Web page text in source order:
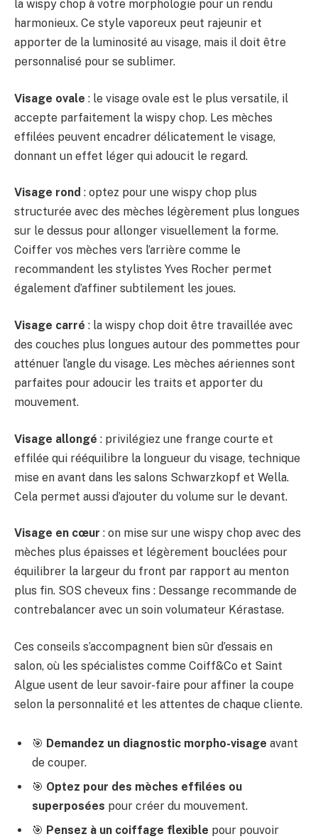
la wispy chop à votre morphologie pour un rendu
harmonieux. Ce style vaporeux peut rajeunir et
apporter de la luminosité au visage, mais il doit être
personnalisé pour se sublimer.
Visage ovale : le visage ovale est le plus versatile, il
accepte parfaitement la wispy chop. Les mèches
effilées peuvent encadrer délicatement le visage,
donnant un effet léger qui adoucit le regard.
Visage rond : optez pour une wispy chop plus
structurée avec des mèches légèrement plus longues
sur le dessus pour allonger visuellement la forme.
Coiffer vos mèches vers l’arrière comme le
recommandent les stylistes Yves Rocher permet
également d’affiner subtilement les joues.
Visage carré : la wispy chop doit être travaillée avec
des couches plus longues autour des pommettes pour
atténuer l’angle du visage. Les mèches aériennes sont
parfaites pour adoucir les traits et apporter du
mouvement.
Visage allongé : privilégiez une frange courte et
effilée qui rééquilibre la longueur du visage, technique
mise en avant dans les salons Schwarzkopf et Wella.
Cela permet aussi d’ajouter du volume sur le devant.
Visage en cœur : on mise sur une wispy chop avec des
mèches plus épaisses et légèrement bouclées pour
équilibrer la largeur du front par rapport au menton
plus fin. SOS cheveux fins : Dessange recommande de
contrebalancer avec un soin volumateur Kérastase.
Ces conseils s’accompagnent bien sûr d’essais en
salon, où les spécialistes comme Coiff&Co et Saint
Algue usent de leur savoir-faire pour affiner la coupe
selon la personnalité et les attentes de chaque cliente.
🎯 Demandez un diagnostic morpho-visage avant
de couper.
🎯 Optez pour des mèches effilées ou
superposées pour créer du mouvement.
🎯 Pensez à un coiffage flexible pour pouvoir